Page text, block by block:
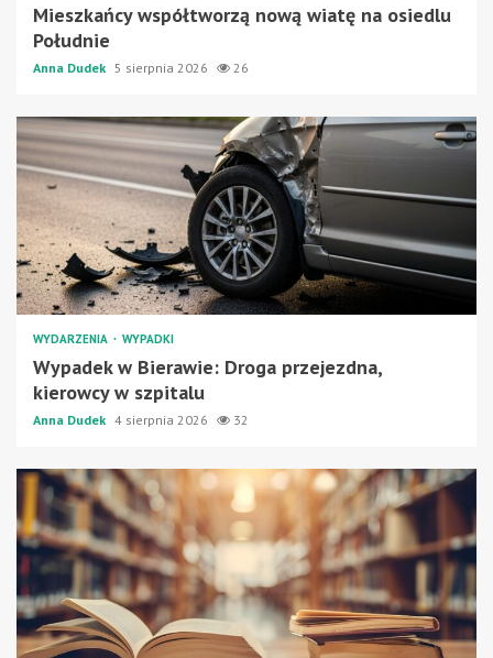
Mieszkańcy współtworzą nową wiatę na osiedlu
Południe
Anna Dudek 5 sierpnia 2026 26
WYDARZENIA WYPADKI
Wypadek w Bierawie: Droga przejezdna,
kierowcy w szpitalu
Anna Dudek 4 sierpnia 2026 32